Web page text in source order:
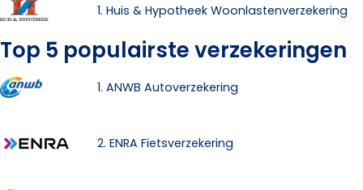
1. Huis & Hypotheek Woonlastenverzekering
Top 5 populairste verzekeringen
1. ANWB Autoverzekering
2. ENRA Fietsverzekering